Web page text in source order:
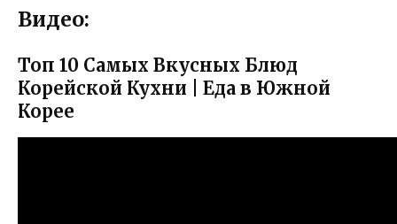
Видео:
Топ 10 Самых Вкусных Блюд
Корейской Кухни | Еда в Южной
Корее